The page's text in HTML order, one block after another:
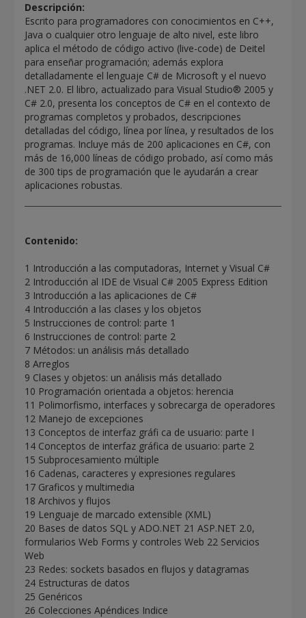
Descripción:
Escrito para programadores con conocimientos en C++,
Java o cualquier otro lenguaje de alto nivel, este libro
aplica el método de código activo (live-code) de Deitel
para enseñar programación; además explora
detalladamente el lenguaje C# de Microsoft y el nuevo
.NET 2.0. El libro, actualizado para Visual Studio® 2005 y
C# 2.0, presenta los conceptos de C# en el contexto de
programas completos y probados, descripciones
detalladas del código, línea por línea, y resultados de los
programas. Incluye más de 200 aplicaciones en C#, con
más de 16,000 líneas de código probado, así como más
de 300 tips de programación que le ayudarán a crear
aplicaciones robustas.
Contenido:
1 Introducción a las computadoras, Internet y Visual C#
2 Introducción al IDE de Visual C# 2005 Express Edition
3 Introducción a las aplicaciones de C#
4 Introducción a las clases y los objetos
5 Instrucciones de control: parte 1
6 Instrucciones de control: parte 2
7 Métodos: un análisis más detallado
8 Arreglos
9 Clases y objetos: un análisis más detallado
10 Programación orientada a objetos: herencia
11 Polimorfismo, interfaces y sobrecarga de operadores
12 Manejo de excepciones
13 Conceptos de interfaz gráfi ca de usuario: parte I
14 Conceptos de interfaz gráfica de usuario: parte 2
15 Subprocesamiento múltiple
16 Cadenas, caracteres y expresiones regulares
17 Graficos y multimedia
18 Archivos y flujos
19 Lenguaje de marcado extensible (XML)
20 Bases de datos SQL y ADO.NET 21 ASP.NET 2.0,
formularios Web Forms y controles Web 22 Servicios
Web
23 Redes: sockets basados en flujos y datagramas
24 Estructuras de datos
25 Genéricos
26 Colecciones Apéndices Indice